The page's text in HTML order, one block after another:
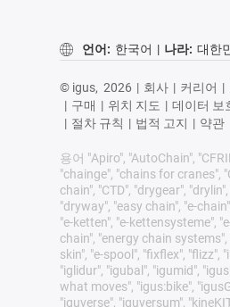
언어: 한국어 | 나라: 대한
© igus, 2026 | 회사 | 커리어 |
| 구매 | 위치 지도 | 데이터 보
| 절차 규칙 | 법적 고지 | 약관
용어 "Apiro", "AutoChain",
"chainge", "chains for cranes",
chain", "CTD", "drygear",
"dryway", "easy chain", "e-
"e-ketten", "e-kettensysteme",
chain", "energy chain systems",
skin", "e-spool", "fixflex", "flizz",
"iglidur", "igubal", "igumid",
what moves", "igus:bike",
"iguverse", "iguversum",